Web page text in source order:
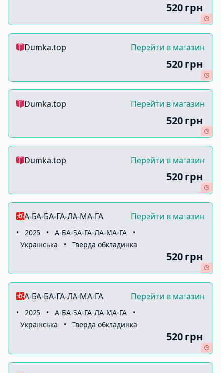
520 грн
Dumka.top Перейти в магазин
520 грн
Dumka.top Перейти в магазин
520 грн
Dumka.top Перейти в магазин
520 грн
А-БА-БА-ГА-ЛА-МА-ГА Перейти в магазин
• 2025 • А-БА-БА-ГА-ЛА-МА-ГА
•
Українська
• Тверда обкладинка
520 грн
А-БА-БА-ГА-ЛА-МА-ГА Перейти в магазин
• 2025 • А-БА-БА-ГА-ЛА-МА-ГА
•
Українська
• Тверда обкладинка
520 грн